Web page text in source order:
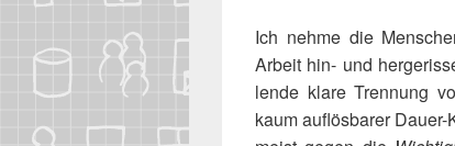
Ich neh­me die
Arbeit hin- und
len­de kla­re Tren­nung
kaum auf­lös­ba­rer